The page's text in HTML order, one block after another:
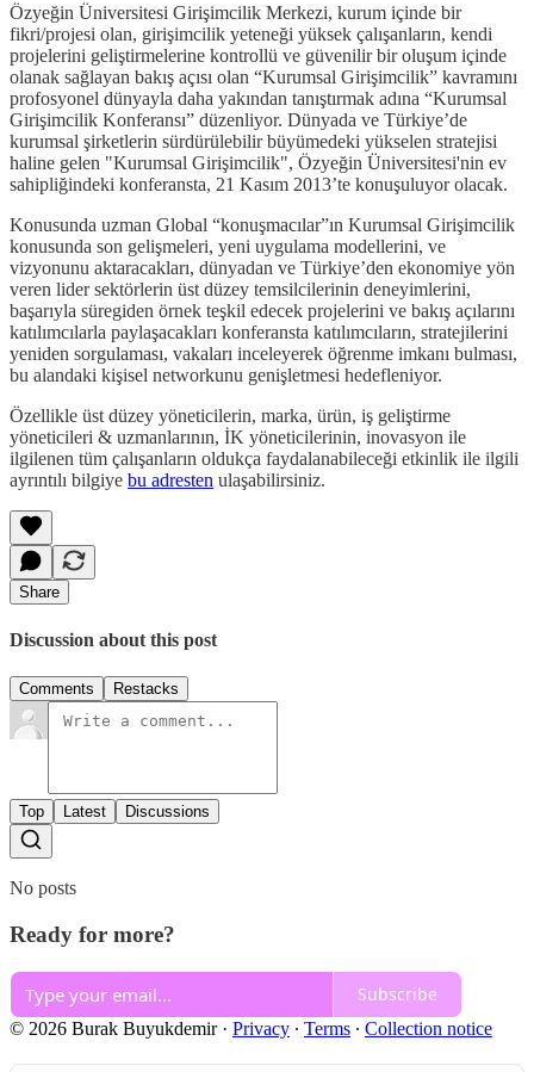
Özyeğin Üniversitesi Girişimcilik Merkezi, kurum içinde bir
fikri/projesi olan, girişimcilik yeteneği yüksek çalışanların, kendi
projelerini geliştirmelerine kontrollü ve güvenilir bir oluşum içinde
olanak sağlayan bakış açısı olan “Kurumsal Girişimcilik” kavramını
profosyonel dünyayla daha yakından tanıştırmak adına “Kurumsal
Girişimcilik Konferansı” düzenliyor. Dünyada ve Türkiye’de
kurumsal şirketlerin sürdürülebilir büyümedeki yükselen stratejisi
haline gelen "Kurumsal Girişimcilik", Özyeğin Üniversitesi'nin ev
sahipliğindeki konferansta, 21 Kasım 2013’te konuşuluyor olacak.
Konusunda uzman Global “konuşmacılar”ın Kurumsal Girişimcilik
konusunda son gelişmeleri, yeni uygulama modellerini, ve
vizyonunu aktaracakları, dünyadan ve Türkiye’den ekonomiye yön
veren lider sektörlerin üst düzey temsilcilerinin deneyimlerini,
başarıyla süregiden örnek teşkil edecek projelerini ve bakış açılarını
katılımcılarla paylaşacakları konferansta katılımcıların, stratejilerini
yeniden sorgulaması, vakaları inceleyerek öğrenme imkanı bulması,
bu alandaki kişisel networkunu genişletmesi hedefleniyor.
Özellikle üst düzey yöneticilerin, marka, ürün, iş geliştirme
yöneticileri & uzmanlarının, İK yöneticilerinin, inovasyon ile
ilgilenen tüm çalışanların oldukça faydalanabileceği etkinlik ile ilgili
ayrıntılı bilgiye bu adresten ulaşabilirsiniz.
Share
Discussion about this post
Comments Restacks
Top Latest Discussions
No posts
Ready for more?
Subscribe
© 2026 Burak Buyukdemir· Privacy ∙ Terms ∙ Collection notice